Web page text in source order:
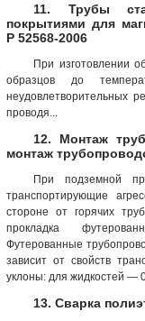
11. Трубы
покрытиями для
Р 52568-2006
При изготовлении
образцов до
неудовлетворительных
проводя...
12. Монтаж
монтаж
При подземной
транспортирующие
стороне от горячих
прокладка
Футерованные
зависит от свойств
уклоны: для жидкостей —
13. Сварка